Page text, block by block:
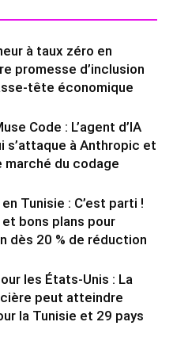
à taux zéro en
promesse d’inclusion
tête économique
Code : L’agent d’IA
s’attaque à Anthropic et
marché du codage
Tunisie : C’est parti !
bons plans pour
dès 20 % de réduction
les États-Unis : La
peut atteindre
la Tunisie et 29 pays